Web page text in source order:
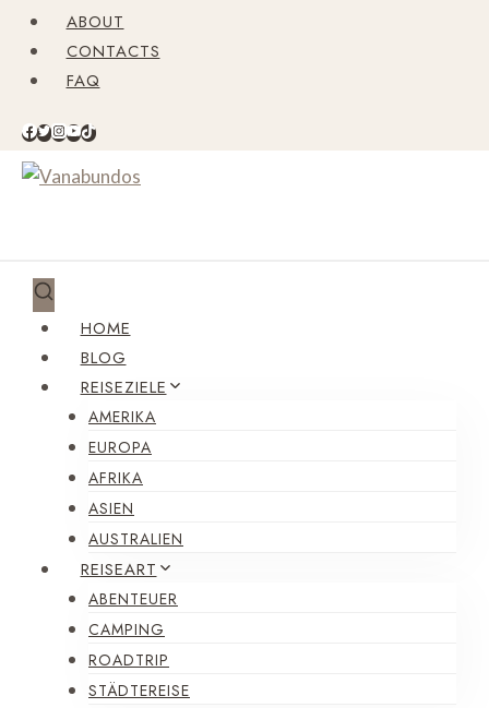
Zum
Inhalt
springen
ABOUT
CONTACTS
FAQ
HOME
BLOG
REISEZIELE
AMERIKA
EUROPA
AFRIKA
ASIEN
AUSTRALIEN
REISEART
ABENTEUER
CAMPING
ROADTRIP
STÄDTEREISE